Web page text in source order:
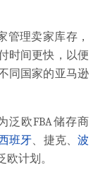
管理卖家库存，
时间更快，以便
同国家的亚马逊
泛欧FBA储存商
班牙、捷克、波
欧计划。